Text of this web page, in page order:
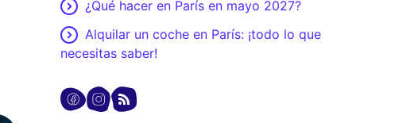
¿Qué hacer en París en mayo 2027?
Alquilar un coche en París: ¡todo lo que
necesitas saber!